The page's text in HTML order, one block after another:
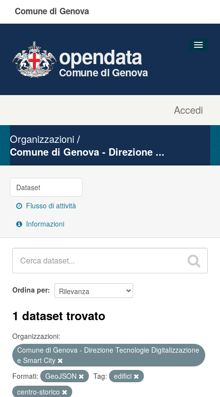
Comune di Genova
Accedi
opendata
Comune di Genova
Gruppi
Organizzazioni
Comune di Genova - Direzione ...
Dataset
Flusso di attività
Informazioni
Ordina per
1 dataset trovato
Organizzazioni:
Comune di Genova - Direzione Tecnologie Digitalizzazione
e Smart City
Formati:
GeoJSON Tag:
edifici
centro-storico